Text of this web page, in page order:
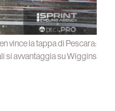
vince la tappa di Pescara:
si avvantaggia su Wiggins